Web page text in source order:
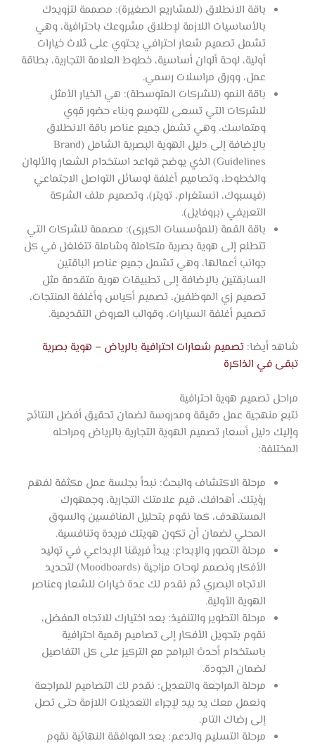
باقة الانطلاق (للمشاريع الصغيرة): مصممة لتزويدك
بالأساسيات اللازمة لإطلاق مشروعك باحترافية، وهي
تشمل تصميم شعار احترافي يحتوي على ثلاث خيارات
أولية، لوحة ألوان أساسية، خطوط العلامة التجارية، بطاقة
عمل، وورق مراسلات رسمي.
باقة النمو (للشركات المتوسطة): هي الخيار الأمثل
للشركات التي تسعى للتوسع وبناء حضور قوي
ومتماسك، وهي تشمل جميع عناصر باقة الانطلاق
بالإضافة إلى دليل الهوية البصرية الشامل (Brand
Guidelines) الذي يوضح قواعد استخدام الشعار والألوان
والخطوط، وتصاميم أغلفة لوسائل التواصل الاجتماعي
(فيسبوك، انستغرام، تويتر)، وتصميم ملف الشركة
التعريفي (بروفايل).
باقة القمة (للمؤسسات الكبرى): مصممة للشركات التي
تتطلع إلى هوية بصرية متكاملة وشاملة تتغلغل في كل
جوانب أعمالها، وهي تشمل جميع عناصر الباقتين
السابقتين بالإضافة إلى تطبيقات هوية متقدمة مثل
تصميم زي الموظفين، تصميم أكياس وأغلفة المنتجات،
تصميم أغلفة السيارات، وقوالب العروض التقديمية.
شاهد أيضا: تصميم شعارات احترافية بالرياض – هوية بصرية
تبقى في الذاكرة
مراحل تصميم هوية احترافية
نتبع منهجية عمل دقيقة ومدروسة لضمان تحقيق أفضل النتائج
وإليك دليل أسعار تصميم الهوية التجارية بالرياض ومراحله
المختلفة:
مرحلة الاكتشاف والبحث: نبدأ بجلسة عمل مكثفة لفهم
رؤيتك، أهدافك، قيم علامتك التجارية، وجمهورك
المستهدف، كما نقوم بتحليل المنافسين والسوق
المحلي لضمان أن تكون هويتك فريدة وتنافسية.
مرحلة التصور والإبداع: يبدأ فريقنا الإبداعي في توليد
الأفكار ونصمم لوحات مزاجية (Moodboards) لتحديد
الاتجاه البصري ثم نقدم لك عدة خيارات للشعار وعناصر
الهوية الأولية.
مرحلة التطوير والتنفيذ: بعد اختيارك للاتجاه المفضل،
نقوم بتحويل الأفكار إلى تصاميم رقمية احترافية
باستخدام أحدث البرامج مع التركيز على كل التفاصيل
لضمان الجودة.
مرحلة المراجعة والتعديل: نقدم لك التصاميم للمراجعة
ونعمل معك يد بيد لإجراء التعديلات اللازمة حتى تصل
إلى رضاك التام.
مرحلة التسليم والدعم: بعد الموافقة النهائية نقوم